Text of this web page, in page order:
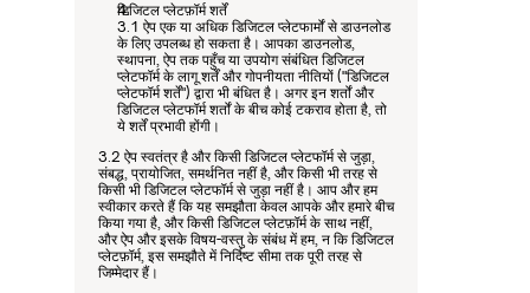
डिजिटल प्लेटफ़ॉर्म शर्तें
3.1 ऐप एक या अधिक डिजिटल प्लेटफार्मों से डाउनलोड
के लिए उपलब्ध हो सकता है। आपका डाउनलोड,
स्थापना, ऐप तक पहुँच या उपयोग संबंधित डिजिटल
प्लेटफॉर्म के लागू शर्तें और गोपनीयता नीतियों ("डिजिटल
प्लेटफॉर्म शर्तें") द्वारा भी बंधित है। अगर इन शर्तों और
डिजिटल प्लेटफॉर्म शर्तों के बीच कोई टकराव होता है, तो
ये शर्तें प्रभावी होंगी।
3.2 ऐप स्वतंत्र है और किसी डिजिटल प्लेटफॉर्म से जुड़ा,
संबद्ध, प्रायोजित, समर्थनित नहीं है, और किसी भी तरह से
किसी भी डिजिटल प्लेटफॉर्म से जुड़ा नहीं है। आप और हम
स्वीकार करते हैं कि यह समझौता केवल आपके और हमारे बीच
किया गया है, और किसी डिजिटल प्लेटफ़ॉर्म के साथ नहीं,
और ऐप और इसके विषय-वस्तु के संबंध में हम, न कि डिजिटल
प्लेटफ़ॉर्म, इस समझौते में निर्दिष्ट सीमा तक पूरी तरह से
जिम्मेदार हैं।